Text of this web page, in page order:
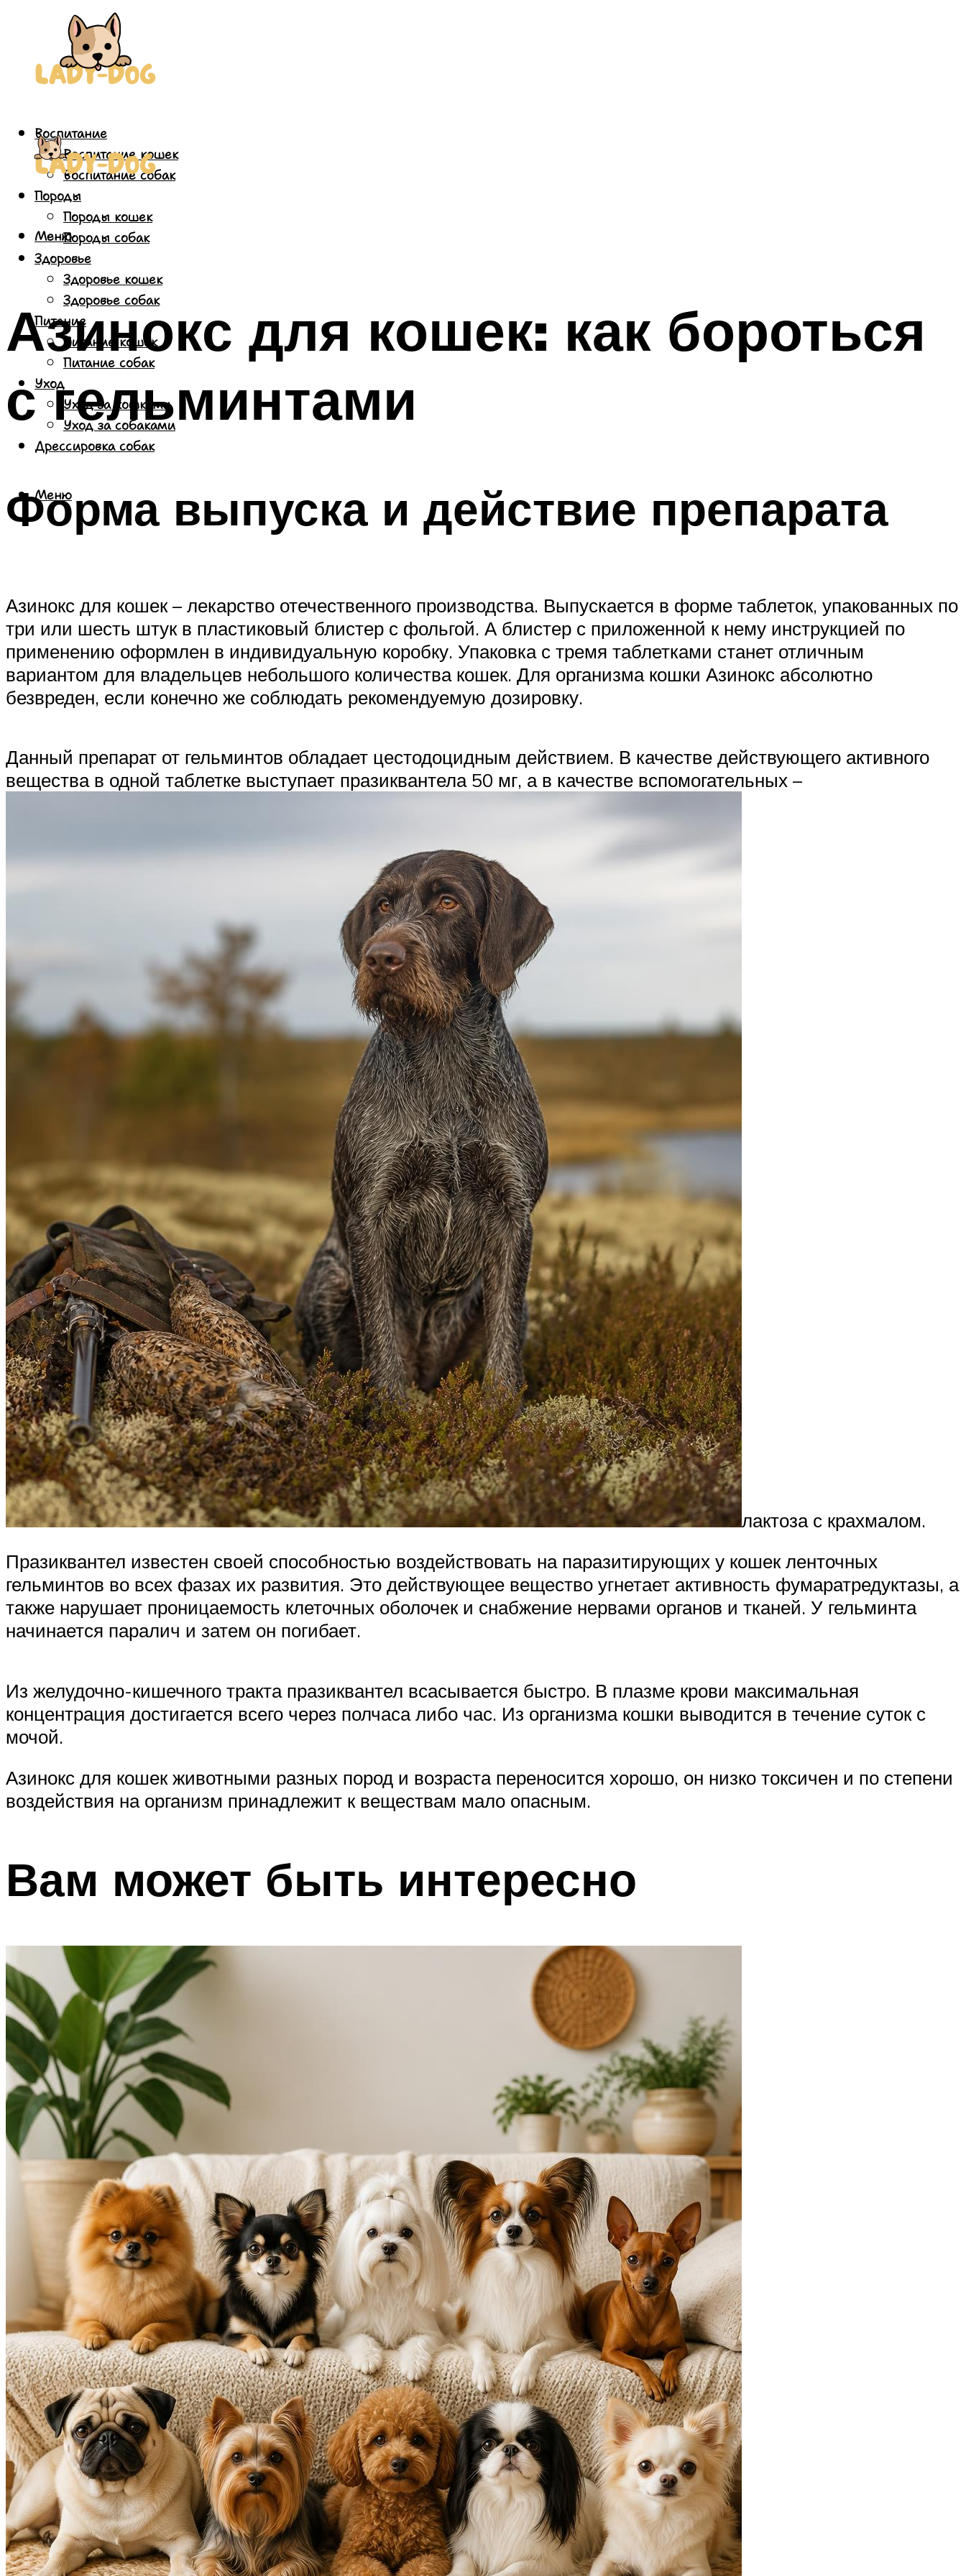
Воспитание
Воспитание кошек
Воспитание собак
Породы
Породы кошек
Породы собак
Здоровье
Здоровье кошек
Здоровье собак
Питание
Питание кошек
Питание собак
Уход
Уход за кошками
Уход за собаками
Дрессировка собак
Меню
Меню
Азинокс для кошек: как бороться
с гельминтами
Форма выпуска и действие препарата
Азинокс для кошек – лекарство отечественного производства. Выпускается в форме таблеток, упакованных по
три или шесть штук в пластиковый блистер с фольгой. А блистер с приложенной к нему инструкцией по
применению оформлен в индивидуальную коробку. Упаковка с тремя таблетками станет отличным
вариантом для владельцев небольшого количества кошек. Для организма кошки Азинокс абсолютно
безвреден, если конечно же соблюдать рекомендуемую дозировку.
Данный препарат от гельминтов обладает цестодоцидным действием. В качестве действующего активного
вещества в одной таблетке выступает празиквантела 50 мг, а в качестве вспомогательных –
лактоза с крахмалом.
Празиквантел известен своей способностью воздействовать на паразитирующих у кошек ленточных
гельминтов во всех фазах их развития. Это действующее вещество угнетает активность фумаратредуктазы, а
также нарушает проницаемость клеточных оболочек и снабжение нервами органов и тканей. У гельминта
начинается паралич и затем он погибает.
Из желудочно-кишечного тракта празиквантел всасывается быстро. В плазме крови максимальная
концентрация достигается всего через полчаса либо час. Из организма кошки выводится в течение суток с
мочой.
Азинокс для кошек животными разных пород и возраста переносится хорошо, он низко токсичен и по степени
воздействия на организм принадлежит к веществам мало опасным.
Вам может быть интересно